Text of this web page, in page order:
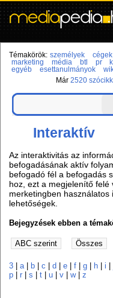
Témakörök: személyek cégek
marketing
média btl pr
egyéb
esettanulmányok
Már2520 szócikk
Interaktív
Az interaktivitás az
befogadásának aktív
befogadó fél a befogadás
hoz, ezt a megjelenítő felé
merketingben használatos
lehetőségek.
Bejegyzések ebben a
3 |a| b |c |d |e |f |g h |i |
p |r |s |t |u |v |w|z